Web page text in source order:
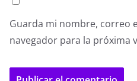
Guarda mi nombre, correo
navegador para la próxima